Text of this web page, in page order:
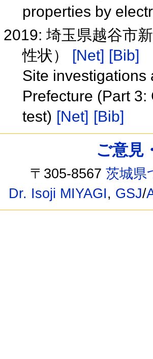
properties by
2019: 埼玉県越谷市
性状） [Net] [Bib]
Site investigations
Prefecture (Part
test) [Net] [Bib]
ご意見
〒305-8567茨城県
Dr. Isoji MIYAGI, GSJ/